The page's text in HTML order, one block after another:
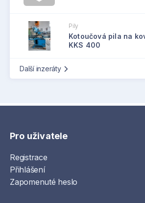
Pily
Kotoučová pila na
KKS 400
Další inzeráty
Pro uživatele
Registrace
Přihlášení
Zapomenuté heslo